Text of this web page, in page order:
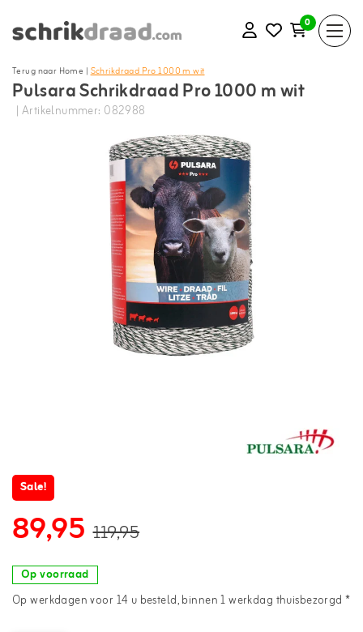
0
Terug naar Home |Schrikdraad Pro 1000 m wit
Pulsara Schrikdraad Pro 1000 m wit
| Artikelnummer: 082988
Sale!
89,95 119,95
Op voorraad
Op werkdagen voor 14 u besteld, binnen 1 werkdag thuisbezorgd *